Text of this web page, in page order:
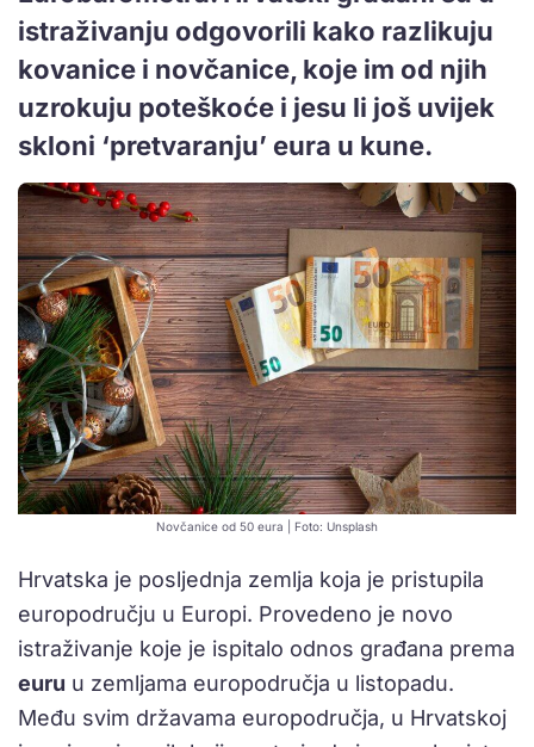
istraživanju odgovorili kako razlikuju
kovanice i novčanice, koje im od njih
uzrokuju poteškoće i jesu li još uvijek
skloni ‘pretvaranju’ eura u kune.
Novčanice od 50 eura | Foto: Unsplash
Hrvatska je posljednja zemlja koja je pristupila
europodručju u Europi. Provedeno je novo
istraživanje koje je ispitalo odnos građana prema
euru u zemljama europodručja u listopadu.
Među svim državama europodručja, u Hrvatskoj